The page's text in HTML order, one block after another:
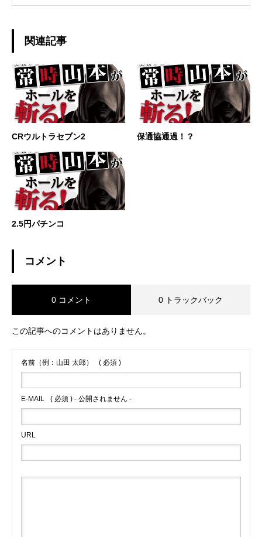
関連記事
CRウルトラセブン2 保通協通過！？
2.5円パチンコ
コメント
0 コメント 0 トラックバック
この記事へのコメントはありません。
名前（例：山田 太郎） ( 必須 )
E-MAIL ( 必須 ) - 公開されません -
URL